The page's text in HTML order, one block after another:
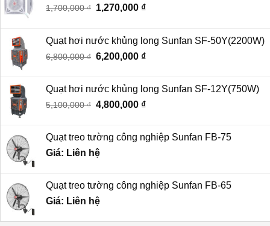
1,700,000₫ Giá
1,700,000 ₫.
1,270,000 ₫
là:
Quạt hơi nước khủng long Sunfan SF-50Y(2200W)
6,800,000₫ Giá
6,800,000 ₫.
6,200,000 ₫
là:
Quạt hơi nước khủng long Sunfan SF-12Y(750W)
5,100,000₫ Giá
5,100,000 ₫.
4,800,000 ₫
là:
Quạt treo tường công nghiệp Sunfan FB-75
Giá: Liên hệ
Quạt treo tường công nghiệp Sunfan FB-65
Giá: Liên hệ